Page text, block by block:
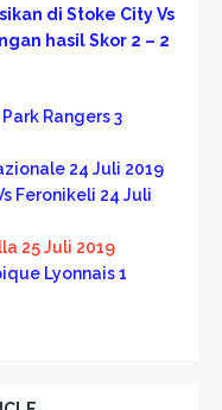
di Stoke City Vs
hasil Skor 2 – 2
Rangers 3
24 Juli 2019
Feronikeli 24 Juli
25 Juli 2019
Lyonnais 1